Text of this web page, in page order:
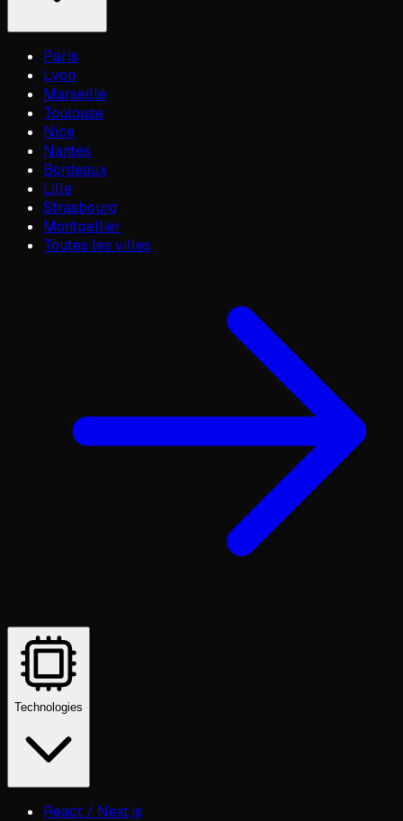
Paris
Lyon
Marseille
Toulouse
Nice
Nantes
Bordeaux
Lille
Strasbourg
Montpellier
Toutes les villes
Technologies
React / Next.js